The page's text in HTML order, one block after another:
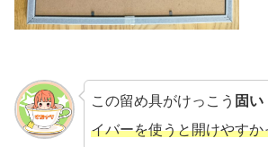
この留め具がけっこう 固い
イバーを使うと開けやすか